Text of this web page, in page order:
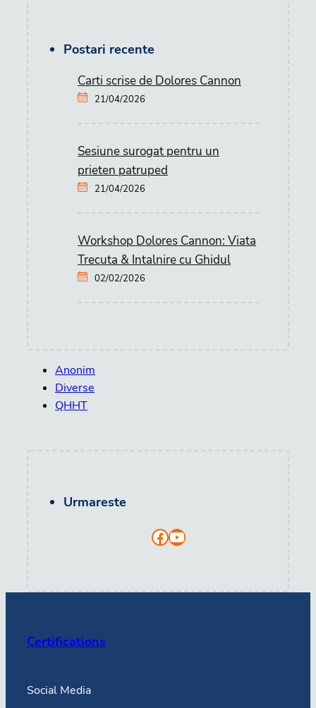
Postari recente
Carti scrise de Dolores Cannon
21/04/2026
Sesiune surogat pentru un
prieten patruped
21/04/2026
Workshop Dolores Cannon: Viata
Trecuta & Intalnire cu Ghidul
02/02/2026
Anonim
Diverse
QHHT
Urmareste
Facebook YouTube
Certifications
Social Media